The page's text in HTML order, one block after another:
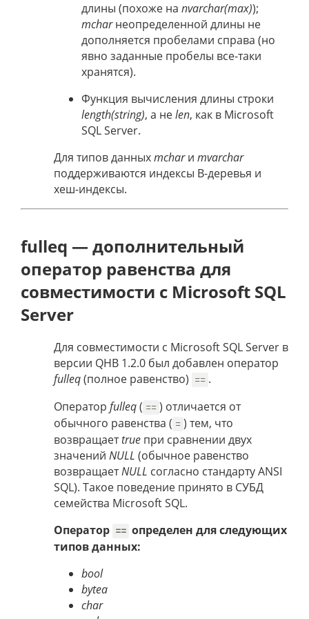
длины (похоже на nvarchar(max));
mcharнеопределенной длины не
дополняется пробелами справа (но
явно заданные пробелы все-таки
хранятся).
Функция вычисления длины строки
length(string), а неlen, как в Microsoft
SQL Server.
Для типов данныхmcharи mvarchar
поддерживаются индексы B-деревья и
хеш-индексы.
fulleq — дополнительный
оператор равенства для
совместимости с Microsoft SQL
Server
Для совместимости с Microsoft SQL Server в
версии QHB 1.2.0 был добавлен оператор
fulleq(полное равенство) == .
Оператор fulleq( == ) отличается от
обычного равенства ( = ) тем, что
возвращаетtrue при сравнении двух
значений NULL (обычное равенство
возвращаетNULL согласно стандарту ANSI
SQL). Такое поведение принято в СУБД
семейства Microsoft SQL.
Оператор == определен для следующих
типов данных:
bool
bytea
char